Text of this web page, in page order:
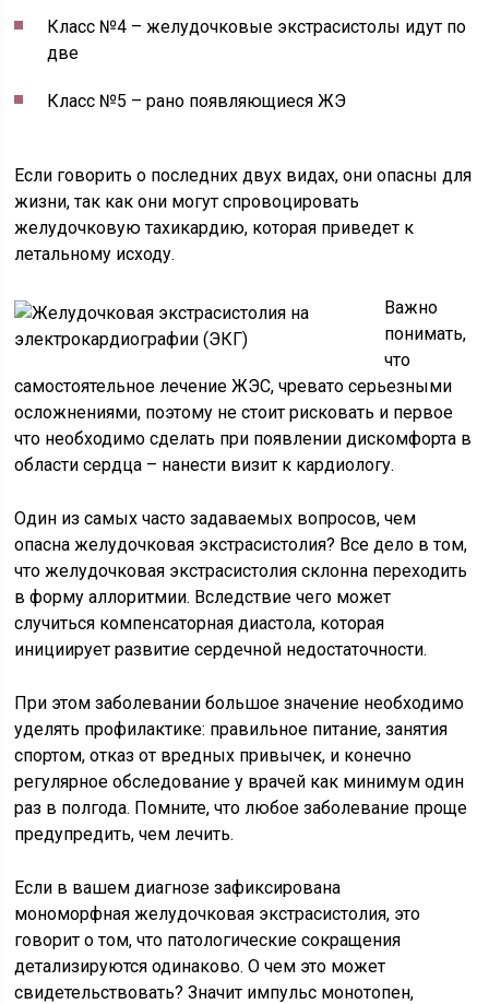
Класс №4 – желудочковые экстрасистолы идут по
две
Класс №5 – рано появляющиеся ЖЭ
Если говорить о последних двух видах, они опасны для
жизни, так как они могут спровоцировать
желудочковую тахикардию, которая приведет к
летальному исходу.
Важно
понимать,
что
самостоятельное лечение ЖЭС, чревато серьезными
осложнениями, поэтому не стоит рисковать и первое
что необходимо сделать при появлении дискомфорта в
области сердца – нанести визит к кардиологу.
Один из самых часто задаваемых вопросов, чем
опасна желудочковая экстрасистолия? Все дело в том,
что желудочковая экстрасистолия склонна переходить
в форму аллоритмии. Вследствие чего может
случиться компенсаторная диастола, которая
инициирует развитие сердечной недостаточности.
При этом заболевании большое значение необходимо
уделять профилактике: правильное питание, занятия
спортом, отказ от вредных привычек, и конечно
регулярное обследование у врачей как минимум один
раз в полгода. Помните, что любое заболевание проще
предупредить, чем лечить.
Если в вашем диагнозе зафиксирована
мономорфная желудочковая экстрасистолия, это
говорит о том, что патологические сокращения
детализируются одинаково. О чем это может
свидетельствовать? Значит импульс монотопен,